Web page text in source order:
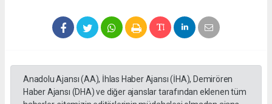
Anadolu Ajansı (AA), İhlas Haber Ajansı (İHA), Demirören
Haber Ajansı (DHA) ve diğer ajanslar tarafından eklenen tüm